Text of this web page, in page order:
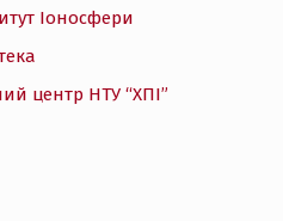
Іоносфери
центр НТУ “ХПІ”